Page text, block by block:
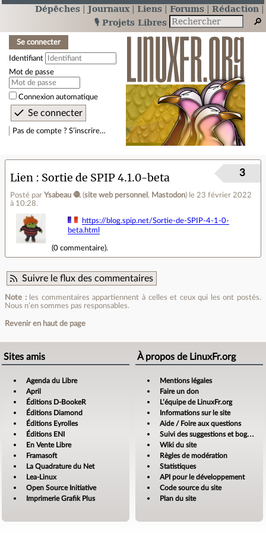
Dépêches Journaux Liens Forums
Rédaction
🎙️ Projets Libres
Se connecter
Identifiant
Mot de passe
Connexion automatique
Pas de compte ? S’inscrire…
Lien Sortie de SPIP 4.1.0-beta
Posté par Ysabeau 🧶 (site web personnel , Mastodon) le 23 février 2022
à 10:28.
3
https://blog.spip.net/Sortie-de-SPIP-4-1-0-
beta.html
(0 commentaire).
Suivre le flux des commentaires
Note :les commentaires appartiennent à celles et ceux qui les ont postés.
Nous n’en sommes pas responsables.
Revenir en haut de page
Sites amis
Agenda du Libre
April
Éditions D-BookeR
Éditions Diamond
Éditions Eyrolles
Éditions ENI
En Vente Libre
Framasoft
La Quadrature du Net
Lea-Linux
Open Source Initiative
Imprimerie Grafik Plus
À propos de LinuxFr.org
Mentions légales
Faire un don
L’équipe de LinuxFr.org
Informations sur le site
Aide / Foire aux questions
Suivi des suggestions et bogues
Wiki du site
Règles de modération
Statistiques
API pour le développement
Code source du site
Plan du site